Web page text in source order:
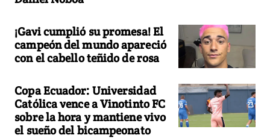
¡Gavi cumplió su promesa! El
campeón del mundo apareció
con el cabello teñido de rosa
Copa Ecuador: Universidad
Católica vence a Vinotinto FC
sobre la hora y mantiene vivo
el sueño del bicampeonato